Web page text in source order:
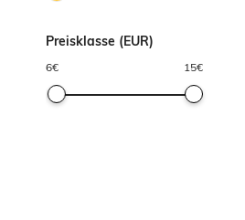
Preisklasse (EUR)
6€ 15€